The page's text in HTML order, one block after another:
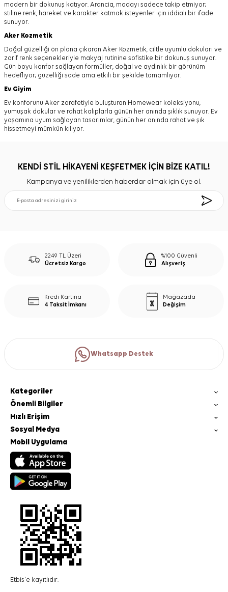
modern bir dokunuş katıyor. Arancia, modayı sadece takip etmiyor;
stiline renk, hareket ve karakter katmak isteyenler için iddialı bir ifade
sunuyor.
Aker Kozmetik
Doğal güzelliği ön plana çıkaran Aker Kozmetik, ciltle uyumlu dokuları ve
zarif renk seçenekleriyle makyaj rutinine sofistike bir dokunuş sunuyor.
Gün boyu konfor sağlayan formüller, doğal ve aydınlık bir görünüm
hedefliyor; güzelliği sade ama etkili bir şekilde tamamlıyor.
Ev Giyim
Ev konforunu Aker zarafetiyle buluşturan Homewear koleksiyonu,
yumuşak dokular ve rahat kalıplarla günün her anında şıklık sunuyor. Ev
yaşamına uyum sağlayan tasarımlar, günün her anında rahat ve şık
hissetmeyi mümkün kılıyor.
KENDİ STİL HİKAYENİ KEŞFETMEK İÇİN BİZE KATIL!
Kampanya ve yeniliklerden haberdar olmak için üye ol.
2249 TL Üzeri
Ücretsiz Kargo
%100 Güvenli
Alışveriş
Kredi Kartına
4 Taksit İmkanı
Mağazada
Değişim
Whatsapp Destek
Kategoriler
Önemli Bilgiler
Hızlı Erişim
Sosyal Medya
Mobil Uygulama
Etbis'e kayıtlıdır.